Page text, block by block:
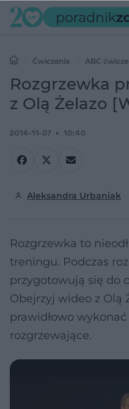
Ćwiczenia ABC
Olą Żelazo [WIDEO]
Rozgrzewka
z Olą Żelazo
2014-11-07 10:40
Aleksandra Urbaniak
Rozgrzewka to
treningu. Podczas
przygotowują się do
Obejrzyj wideo z Olą
prawidłowo
rozgrzewające.